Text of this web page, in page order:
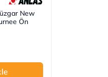
New
Ön